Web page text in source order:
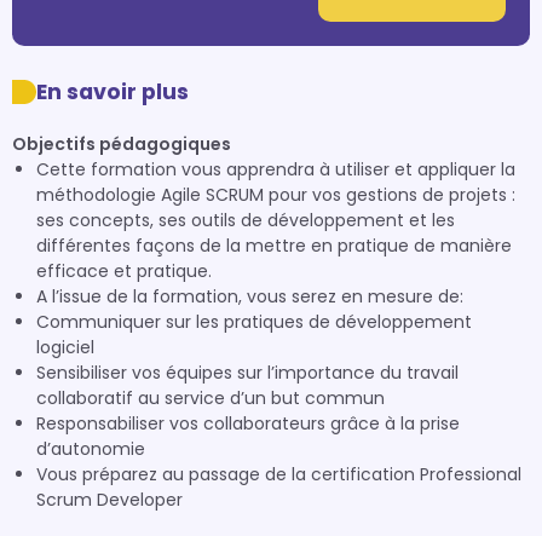
En savoir plus
Objectifs pédagogiques
Cette formation vous apprendra à utiliser et appliquer la
méthodologie Agile SCRUM pour vos gestions de projets :
ses concepts, ses outils de développement et les
différentes façons de la mettre en pratique de manière
efficace et pratique.
A l’issue de la formation, vous serez en mesure de:
Communiquer sur les pratiques de développement
logiciel
Sensibiliser vos équipes sur l’importance du travail
collaboratif au service d’un but commun
Responsabiliser vos collaborateurs grâce à la prise
d’autonomie
Vous préparez au passage de la certification Professional
Scrum Developer